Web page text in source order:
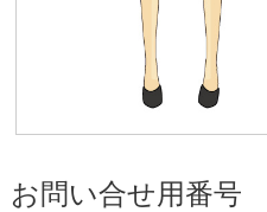
お問い合せ用番号